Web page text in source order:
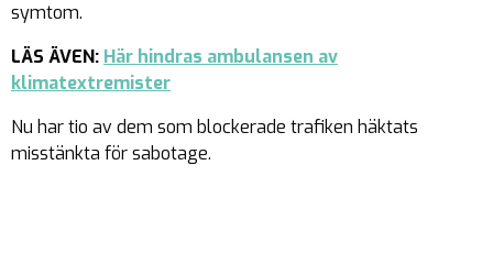
symtom.
LÄS ÄVEN: Här hindras ambulansen av
klimatextremister
Nu har tio av dem som blockerade trafiken häktats
misstänkta för sabotage.